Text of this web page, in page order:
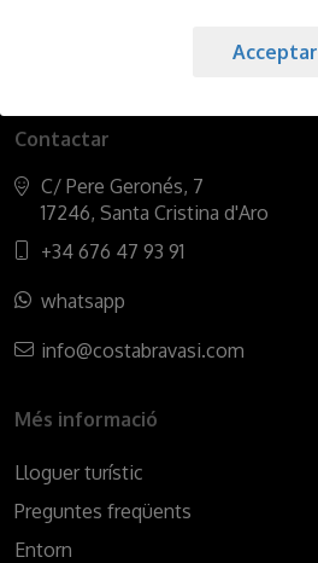
Contactar
C/ Pere Geronés, 7
17246, Santa Cristina d'Aro
+34 676 47 93 91
whatsapp
info@costabravasi.com
Més informació
Lloguer turístic
Preguntes freqüents
Entorn
Acceptar